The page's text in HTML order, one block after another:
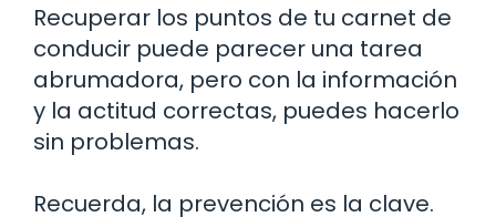
Recuperar los puntos de tu carnet de
conducir puede parecer una tarea
abrumadora, pero con la información
y la actitud correctas, puedes hacerlo
sin problemas.
Recuerda, la prevención es la clave.